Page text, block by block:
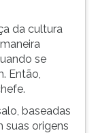
da cultura
se
Então,
baseadas
suas origens